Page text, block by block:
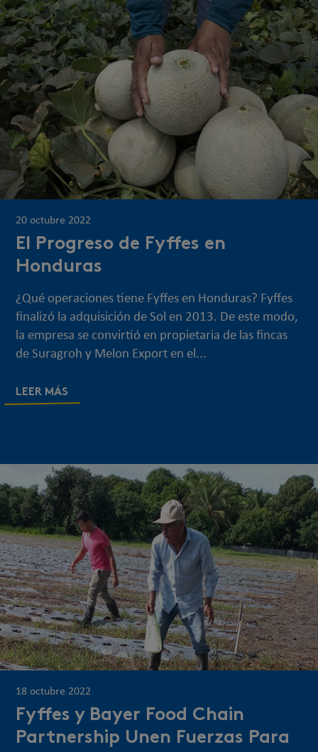
20 octubre 2022
El Progreso de Fyffes en
Honduras
¿Qué operaciones tiene Fyffes en Honduras? Fyffes
finalizó la adquisición de Sol en 2013. De este modo,
la empresa se convirtió en propietaria de las fincas
de Suragroh y Melon Export en el...
LEER MÁS
18 octubre 2022
Fyffes y Bayer Food Chain
Partnership Unen Fuerzas Para